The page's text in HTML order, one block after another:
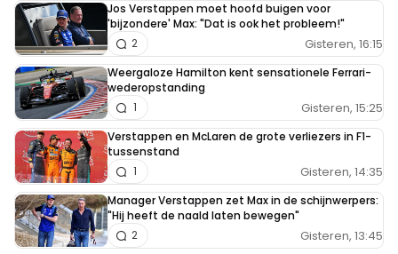
Jos Verstappen moet hoofd buigen voor
'bijzondere' Max: "Dat is ook het probleem!"
Gisteren, 16:15
2
Weergaloze Hamilton kent sensationele Ferrari-
wederopstanding
Gisteren, 15:25
1
Verstappen en McLaren de grote verliezers in F1-
tussenstand
Gisteren, 14:35
1
Manager Verstappen zet Max in de schijnwerpers:
"Hij heeft de naald laten bewegen"
Gisteren, 13:45
2